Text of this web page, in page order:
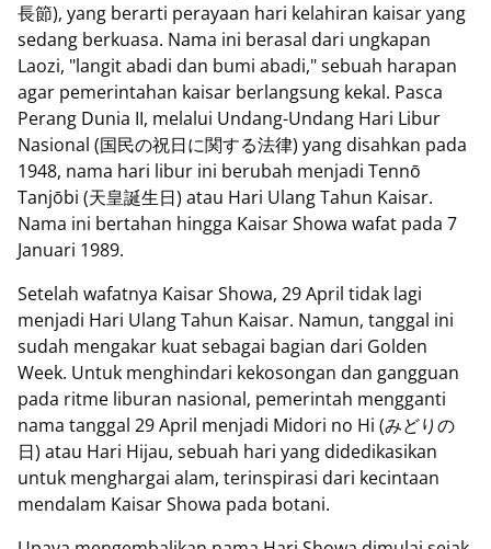
長節), yang berarti perayaan hari kelahiran kaisar yang
sedang berkuasa. Nama ini berasal dari ungkapan
Laozi, "langit abadi dan bumi abadi," sebuah harapan
agar pemerintahan kaisar berlangsung kekal. Pasca
Perang Dunia II, melalui Undang-Undang Hari Libur
Nasional (国民の祝日に関する法律) yang disahkan pada
1948, nama hari libur ini berubah menjadi Tennō
Tanjōbi (天皇誕生日) atau Hari Ulang Tahun Kaisar.
Nama ini bertahan hingga Kaisar Showa wafat pada 7
Januari 1989.
Setelah wafatnya Kaisar Showa, 29 April tidak lagi
menjadi Hari Ulang Tahun Kaisar. Namun, tanggal ini
sudah mengakar kuat sebagai bagian dari Golden
Week. Untuk menghindari kekosongan dan gangguan
pada ritme liburan nasional, pemerintah mengganti
nama tanggal 29 April menjadi Midori no Hi (みどりの
日) atau Hari Hijau, sebuah hari yang didedikasikan
untuk menghargai alam, terinspirasi dari kecintaan
mendalam Kaisar Showa pada botani.